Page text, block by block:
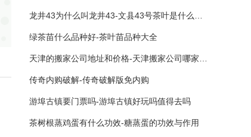
绿茶苗什么品种好-茶叶苗品种大全
传奇内购破解-传奇破解版免内购
游埠古镇要门票吗-游埠古镇好玩吗值得去吗
茶树根蒸鸡蛋有什么功效-糖蒸蛋的功效与作用